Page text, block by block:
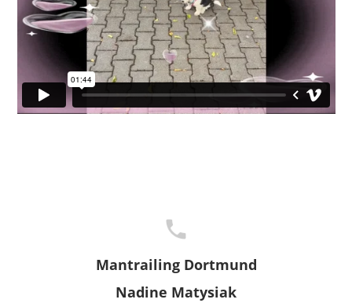
Mantrailing Dortmund
Nadine Matysiak